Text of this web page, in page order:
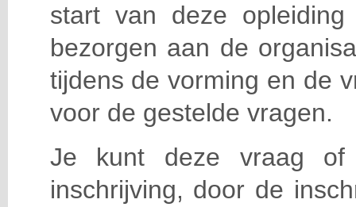
start van deze
bezorgen aan de
tijdens de vorming en de
voor de gestelde vragen.
Je kunt deze vraag of
inschrijving, door de